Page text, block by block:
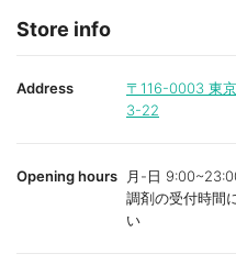
Store info
Address 〒116-0003 東
3-22
Opening hours
月-日
調剤の受付時間
い